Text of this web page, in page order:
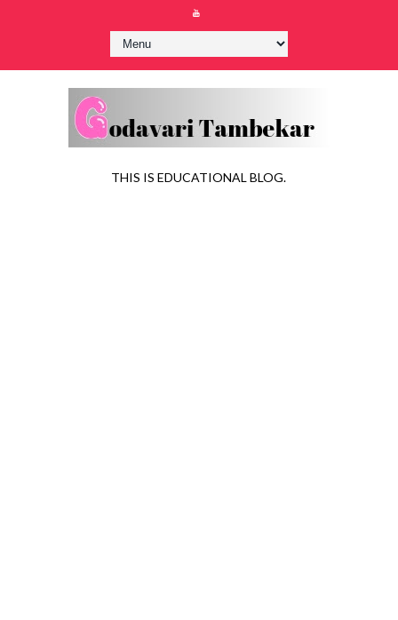
THIS IS EDUCATIONAL BLOG.